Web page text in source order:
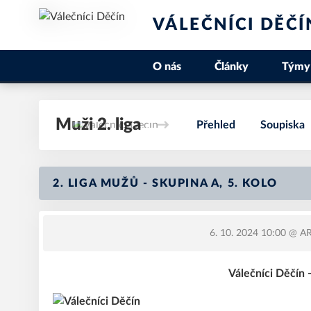
VÁLEČNÍCI
O nás Články Týmy
Muži 2. liga Přehled Soupiska
2. LIGA MUŽŮ - SKUPINA A, 5. KOLO
6. 10. 2024 10:00@
Válečníci Děčín